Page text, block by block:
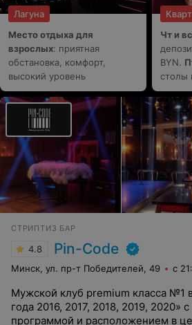
Лагуна
Место отдыха для
взрослых: приятная
обстановка, комфорт,
высокий уровень
Чт и
BYN.
столы
СТРИПТИЗ БАР
4.8 Pin-Code
Минск, ул. пр-т Победителей, 49 с
Мужской клуб premium класса №1
года 2016, 2017, 2018, 2019, 2020»
программой и расположением в